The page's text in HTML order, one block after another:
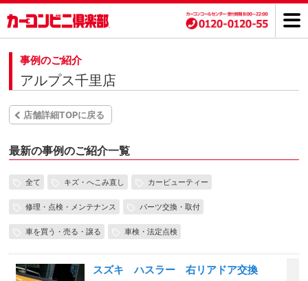
事例のご紹介
アルプス千里店
店舗詳細TOPに戻る
最新の事例のご紹介一覧
全て キズ・へこみ直し カービューティー
修理・点検・メンテナンス パーツ交換・取付
車を買う・売る・譲る 車検・法定点検
スズキ ハスラー 右リアドア交換